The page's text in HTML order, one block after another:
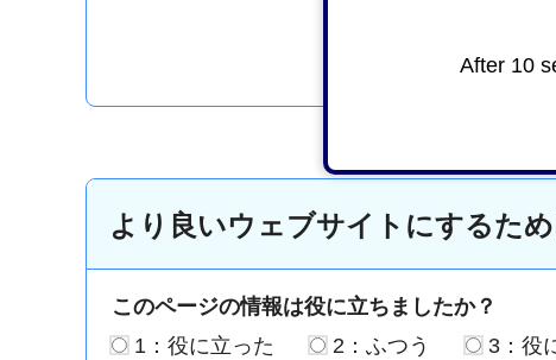
After 10
より良いウェブサイトにするた
このページの情報は役に立ちましたか？
1：役に立った
2：ふつう 3：役